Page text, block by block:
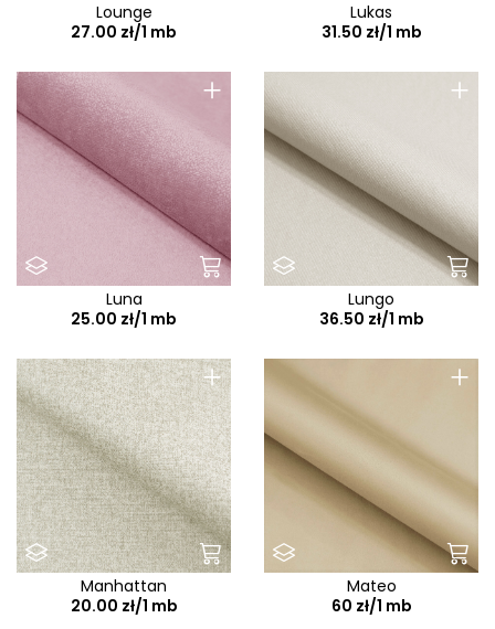
Lounge
27.00 zł/1 mb
Lukas
31.50 zł/1 mb
+
Luna
25.00 zł/1 mb
+
Lungo
36.50 zł/1 mb
+
Manhattan
20.00 zł/1 mb
+
Mateo
60 zł/1 mb